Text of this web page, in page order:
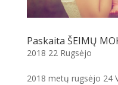
Paskaita ŠEIMŲ
2018 22 Rugsėjo
2018 metų rugsėjo 24